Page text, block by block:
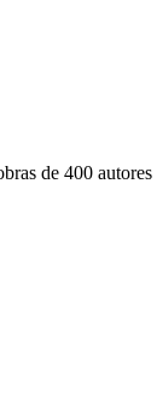
de 400 autores